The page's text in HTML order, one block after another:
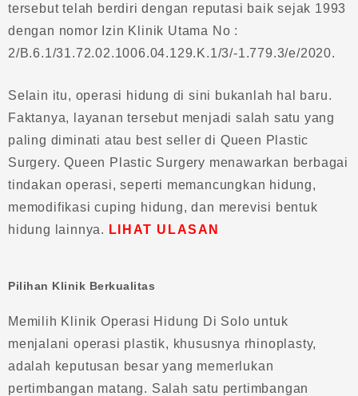
tersebut telah berdiri dengan reputasi baik sejak 1993
dengan nomor Izin Klinik Utama No :
2/B.6.1/31.72.02.1006.04.129.K.1/3/-1.779.3/e/2020.
Selain itu, operasi hidung di sini bukanlah hal baru.
Faktanya, layanan tersebut menjadi salah satu yang
paling diminati atau best seller di Queen Plastic
Surgery. Queen Plastic Surgery menawarkan berbagai
tindakan operasi, seperti memancungkan hidung,
memodifikasi cuping hidung, dan merevisi bentuk
hidung lainnya. LIHAT ULASAN
Pilihan Klinik Berkualitas
Memilih Klinik Operasi Hidung Di Solo untuk
menjalani operasi plastik, khususnya rhinoplasty,
adalah keputusan besar yang memerlukan
pertimbangan matang. Salah satu pertimbangan